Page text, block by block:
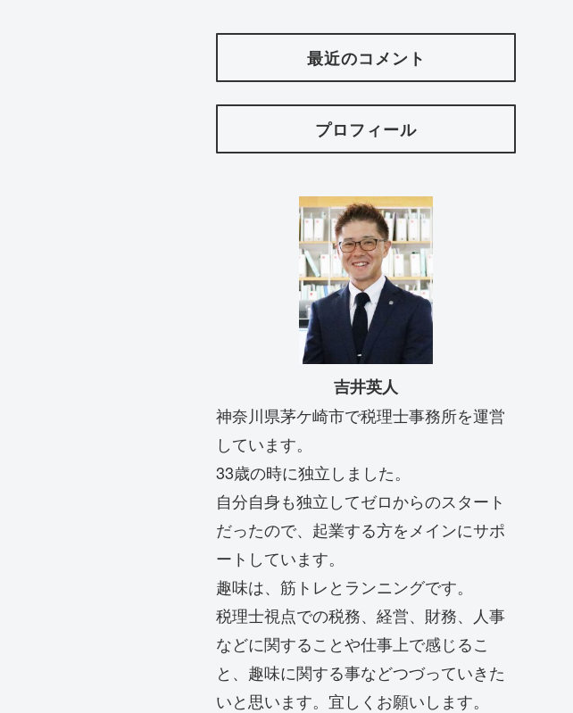
最近のコメント
プロフィール
吉井英人
神奈川県茅ケ崎市で税理士事務所を運営
しています。
33歳の時に独立しました。
自分自身も独立してゼロからのスタート
だったので、起業する方をメインにサポ
ートしています。
趣味は、筋トレとランニングです。
税理士視点での税務、経営、財務、人事
などに関することや仕事上で感じるこ
と、趣味に関する事などつづっていきた
いと思います。宜しくお願いします。